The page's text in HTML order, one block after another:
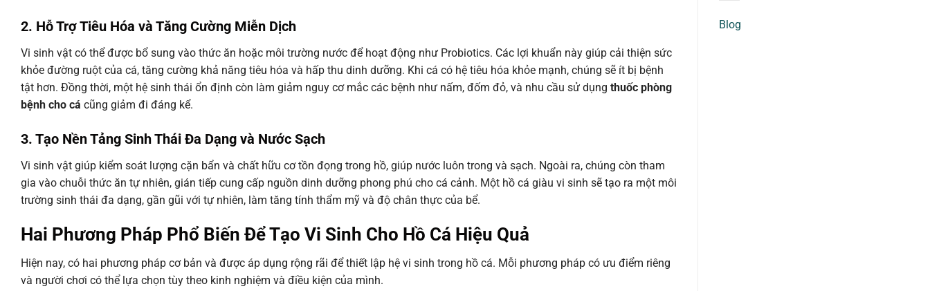
2. Hỗ Trợ Tiêu Hóa và Tăng Cường Miễn Dịch
Vi sinh vật có thể được bổ sung vào thức ăn hoặc môi trường nước để hoạt động như Probiotics. Các lợi khuẩn này giúp cải thiện sức
khỏe đường ruột của cá, tăng cường khả năng tiêu hóa và hấp thu dinh dưỡng. Khi cá có hệ tiêu hóa khỏe mạnh, chúng sẽ ít bị bệnh
tật hơn. Đồng thời, một hệ sinh thái ổn định còn làm giảm nguy cơ mắc các bệnh như nấm, đốm đỏ, và nhu cầu sử dụng thuốc phòng
bệnh cho cá cũng giảm đi đáng kể.
3. Tạo Nền Tảng Sinh Thái Đa Dạng và Nước Sạch
Vi sinh vật giúp kiểm soát lượng cặn bẩn và chất hữu cơ tồn đọng trong hồ, giúp nước luôn trong và sạch. Ngoài ra, chúng còn tham
gia vào chuỗi thức ăn tự nhiên, gián tiếp cung cấp nguồn dinh dưỡng phong phú cho cá cảnh. Một hồ cá giàu vi sinh sẽ tạo ra một môi
trường sinh thái đa dạng, gần gũi với tự nhiên, làm tăng tính thẩm mỹ và độ chân thực của bể.
Hai Phương Pháp Phổ Biến Để Tạo Vi Sinh Cho Hồ Cá Hiệu Quả
Hiện nay, có hai phương pháp cơ bản và được áp dụng rộng rãi để thiết lập hệ vi sinh trong hồ cá. Mỗi phương pháp có ưu điểm riêng
và người chơi có thể lựa chọn tùy theo kinh nghiệm và điều kiện của mình.
Blog